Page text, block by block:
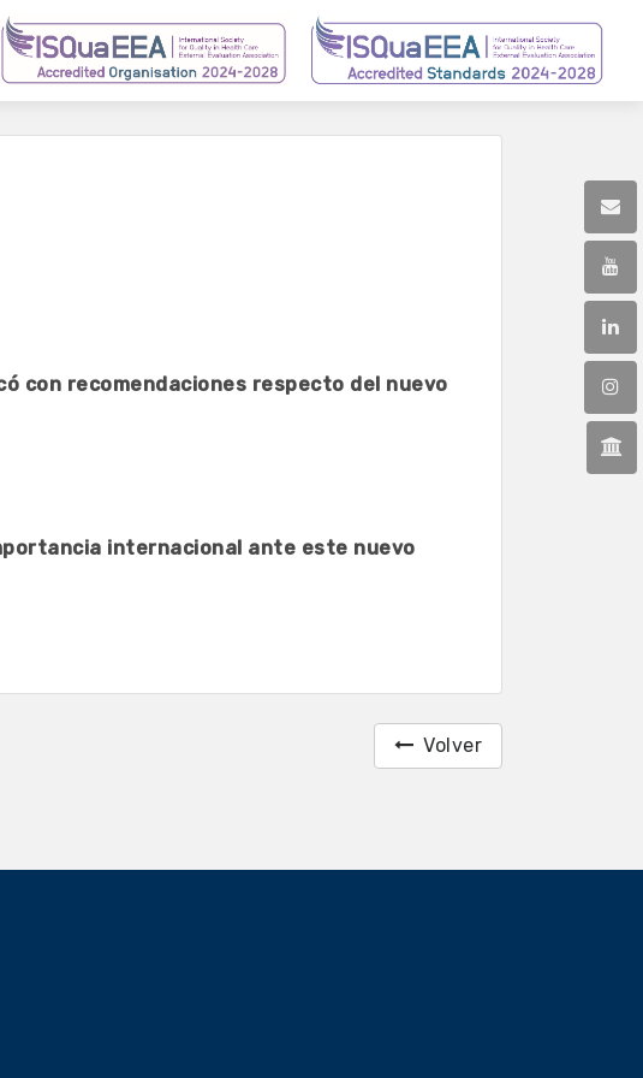
con recomendaciones respecto del nuevo
internacional ante este nuevo
Volver